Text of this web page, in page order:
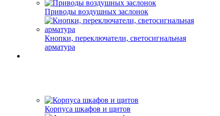
Приводы воздушных заслонок
Кнопки, переключатели, светосигнальная
арматура
Корпуса шкафов и щитов